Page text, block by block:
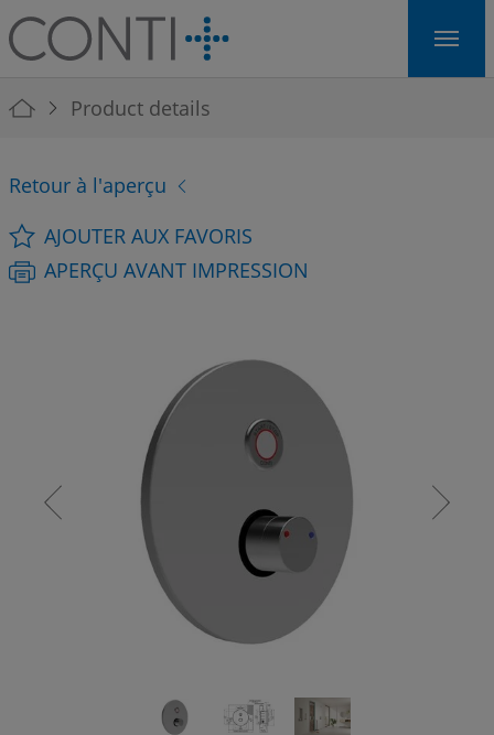
Skip to main navigation
Skip to main content
Skip to page footer
You are here:
Product details
Retour à l'aperçu
AJOUTER AUX FAVORIS
APERÇU AVANT IMPRESSION